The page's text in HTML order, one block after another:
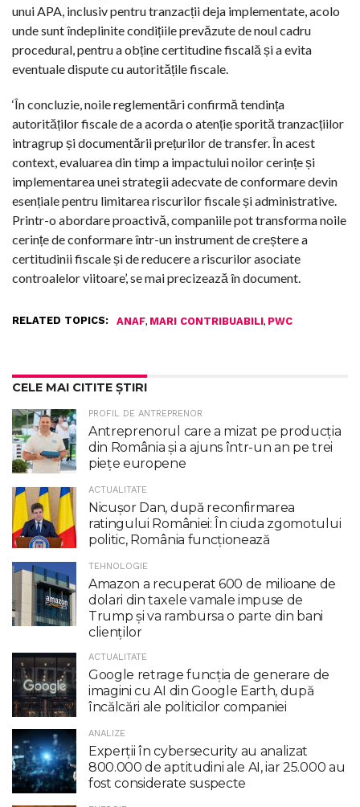
unui APA, inclusiv pentru tranzacții deja implementate, acolo
unde sunt îndeplinite condițiile prevăzute de noul cadru
procedural, pentru a obține certitudine fiscală și a evita
eventuale dispute cu autoritățile fiscale.
‘În concluzie, noile reglementări confirmă tendința
autorităților fiscale de a acorda o atenție sporită tranzacțiilor
intragrup și documentării prețurilor de transfer. În acest
context, evaluarea din timp a impactului noilor cerințe și
implementarea unei strategii adecvate de conformare devin
esențiale pentru limitarea riscurilor fiscale și administrative.
Printr-o abordare proactivă, companiile pot transforma noile
cerințe de conformare într-un instrument de creștere a
certitudinii fiscale și de reducere a riscurilor asociate
controalelor viitoare’, se mai precizează în document.
RELATED TOPICS: ANAF, MARI CONTRIBUABILI, PWC
CELE MAI CITITE ȘTIRI
PROFIL DE ANTREPRENOR
Antreprenorul care a mizat pe producția
din România și a ajuns într-un an pe trei
piețe europene
ACTUALITATE
Nicuşor Dan, după reconfirmarea
ratingului României: În ciuda zgomotului
politic, România funcţionează
TEHNOLOGIE
Amazon a recuperat 600 de milioane de
dolari din taxele vamale impuse de
Trump şi va rambursa o parte din bani
clienţilor
ACTUALITATE
Google retrage funcţia de generare de
imagini cu AI din Google Earth, după
încălcări ale politicilor companiei
ANALIZE
Experții în cybersecurity au analizat
800.000 de aptitudini ale AI, iar 25.000 au
fost considerate suspecte